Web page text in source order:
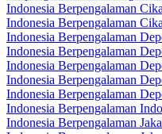
Indonesia Berpengalaman
Indonesia Berpengalaman
Indonesia Berpengalaman
Indonesia Berpengalaman
Indonesia Berpengalaman
Indonesia Berpengalaman
Indonesia Berpengalaman
Indonesia Berpengalaman
Indonesia Berpengalaman